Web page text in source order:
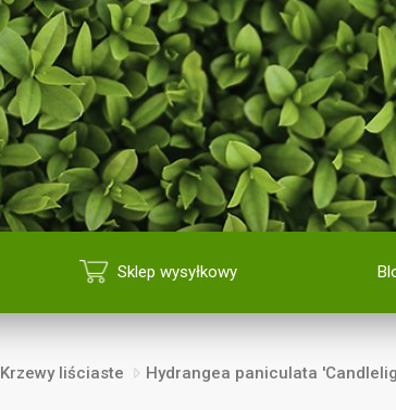
Sklep wysyłkowy
Krzewy liściaste Hydrangea paniculata